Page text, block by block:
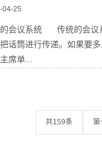
04-25
会议系统 传统的会议系
话筒进行传递。如果要
席单...
共159条 第